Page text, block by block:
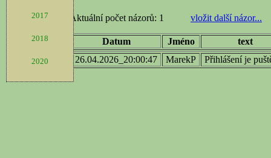
2017
2018
2020